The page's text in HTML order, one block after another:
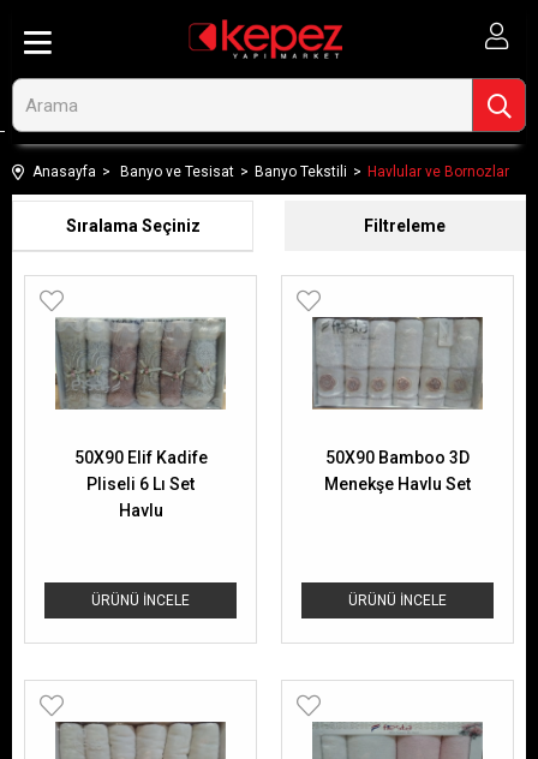
Anasayfa Banyo ve Tesisat Banyo Tekstili Havlular ve Bornozlar
Filtreleme
Sıralama
ÜRÜNÜ İNCELE
50X90 Elif Kadife
Pliseli 6 Lı Set
Havlu
ÜRÜNÜ İNCELE
50X90 Bamboo 3D
Menekşe Havlu Set